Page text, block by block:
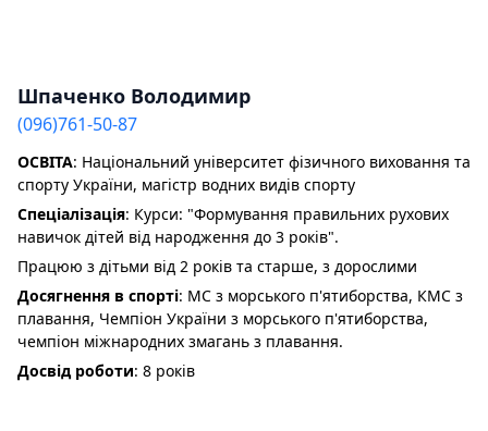
Шпаченко Володимир
(096)761-50-87
ОСВІТА: Національний університет фізичного виховання та
спорту України, магістр водних видів спорту
Спеціалізація: Курси: "Формування правильних рухових
навичок дітей від народження до 3 років".
Працюю з дітьми від 2 років та старше, з дорослими
Досягнення в спорті: МС з морського п'ятиборства, КМС з
плавання, Чемпіон України з морського п'ятиборства,
чемпіон міжнародних змагань з плавання.
Досвід роботи: 8 років